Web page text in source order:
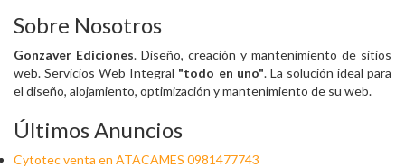
Sobre Nosotros
Gonzaver Ediciones. Diseño, creación y mantenimiento de sitios
web. Servicios Web Integral "todo en uno". La solución ideal para
el diseño, alojamiento, optimización y mantenimiento de su web.
Últimos Anuncios
Cytotec venta en ATACAMES 0981477743